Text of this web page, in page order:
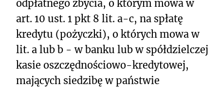
odpłatnego zbycia, o którym mowa w
art. 10 ust. 1 pkt 8 lit. a-c, na spłatę
kredytu (pożyczki), o których mowa w
lit. a lub b - w banku lub w spółdzielczej
kasie oszczędnościowo-kredytowej,
mających siedzibę w państwie